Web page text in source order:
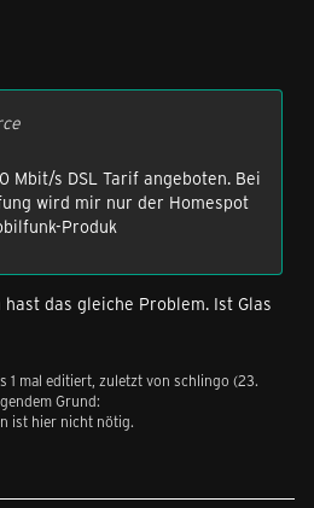
Mbit/s DSL Tarif angeboten. Bei
wird mir nur der Homespot
Produk
das gleiche Problem. Ist Glas
1 mal editiert, zuletzt von schlingo (23.
Grund:
ist hier nicht nötig.